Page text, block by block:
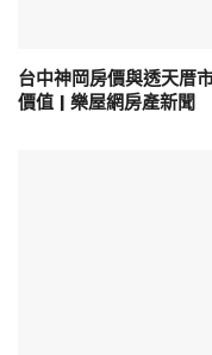
台中神岡房價與透天厝
價值 | 樂屋網房產新聞